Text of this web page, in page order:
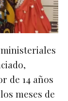
de 14 años
meses de